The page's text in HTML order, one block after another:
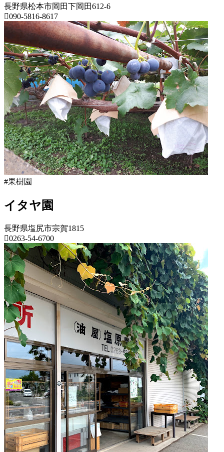
長野県松本市岡田下岡田612-6
090-5816-8617
長
野
県
果
樹
園
2022
年
8
月
18
日
2022
年
8
20
日
直
売
所
っ
#果樹園
イタヤ園
長野県塩尻市宗賀1815
0263-54-6700
長
野
県
果
樹
園
2022
年
月
18
日
2022
年
8
月
20
日
直
売
所
ね
っ
と